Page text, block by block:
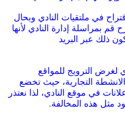
في ملتقيات النادي وبحال
بمراسلة إدارة النادي لأنها
ذلك عبر البريد
لغرض الترويج للمواقع
التجارية، حيث تخضع
في موقع النادي، لذا نعتذر
مثل هذه المخالفة.